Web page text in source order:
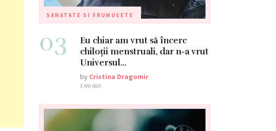
SANATATE SI FRUMUSETE
03
Eu chiar am vrut să încerc
chiloții menstruali, dar n-a vrut
Universul…
by Cristina Dragomir
3 ANI AGO